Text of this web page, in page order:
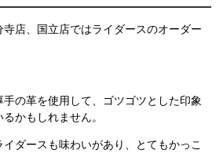
店、国立店ではライダースのオーダー
の革を使用して、ゴツゴツとした印象
かもしれません。
ダースも味わいがあり、とてもかっこ